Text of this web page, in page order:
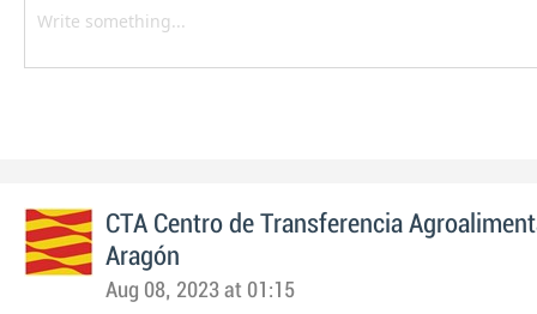
CTA Centro de Transferencia
Aragón
Aug 08, 2023 at 01:15